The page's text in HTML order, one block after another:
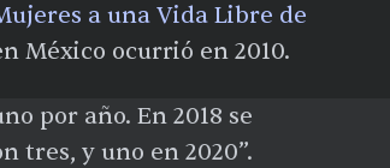
a una Vida Libre de
México ocurrió en 2010.
por año. En 2018 se
tres, y uno en 2020”.